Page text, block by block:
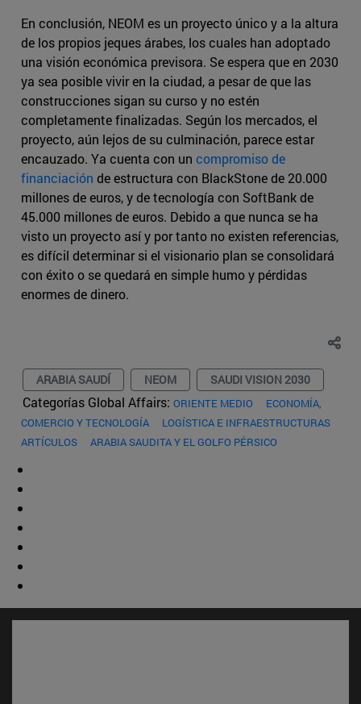
En conclusión, NEOM es un proyecto único y a la altura
de los propios jeques árabes, los cuales han adoptado
una visión económica previsora. Se espera que en 2030
ya sea posible vivir en la ciudad, a pesar de que las
construcciones sigan su curso y no estén
completamente finalizadas. Según los mercados, el
proyecto, aún lejos de su culminación, parece estar
encauzado. Ya cuenta con un compromiso de
financiación de estructura con BlackStone de 20.000
millones de euros, y de tecnología con SoftBank de
45.000 millones de euros. Debido a que nunca se ha
visto un proyecto así y por tanto no existen referencias,
es difícil determinar si el visionario plan se consolidará
con éxito o se quedará en simple humo y pérdidas
enormes de dinero.
ARABIA SAUDÍ NEOM SAUDI VISION 2030
Categorías Global Affairs: ORIENTE MEDIO
ECONOMÍA,
COMERCIO Y TECNOLOGÍA
LOGÍSTICA E INFRAESTRUCTURAS
ARTÍCULOS
ARABIA SAUDITA Y EL GOLFO PÉRSICO